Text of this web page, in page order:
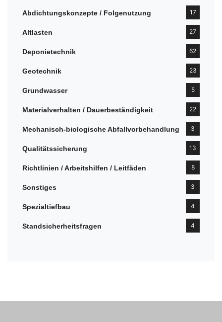
Abdichtungskonzepte / Folgenutzung 17
Altlasten 27
Deponietechnik 62
Geotechnik 23
Grundwasser 5
Materialverhalten / Dauerbeständigkeit 22
Mechanisch-biologische Abfallvorbehandlung 3
Qualitätssicherung 13
Richtlinien / Arbeitshilfen / Leitfäden 8
Sonstiges 3
Spezialtiefbau 4
Standsicherheitsfragen 4